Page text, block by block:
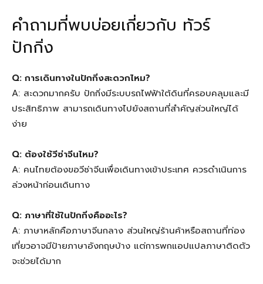
คำถามที่พบบ่อยเกี่ยวกับ ทัวร์
ปักกิ่ง
Q: การเดินทางในปักกิ่งสะดวกไหม?
A: สะดวกมากครับ ปักกิ่งมีระบบรถไฟฟ้าใต้ดินที่ครอบคลุมและมี
ประสิทธิภาพ สามารถเดินทางไปยังสถานที่สำคัญส่วนใหญ่ได้
ง่าย
Q: ต้องใช้วีซ่าจีนไหม?
A: คนไทยต้องขอวีซ่าจีนเพื่อเดินทางเข้าประเทศ ควรดำเนินการ
ล่วงหน้าก่อนเดินทาง
Q: ภาษาที่ใช้ในปักกิ่งคืออะไร?
A: ภาษาหลักคือภาษาจีนกลาง ส่วนใหญ่ร้านค้าหรือสถานที่ท่อง
เที่ยวอาจมีป้ายภาษาอังกฤษบ้าง แต่การพกแอปแปลภาษาติดตัว
จะช่วยได้มาก